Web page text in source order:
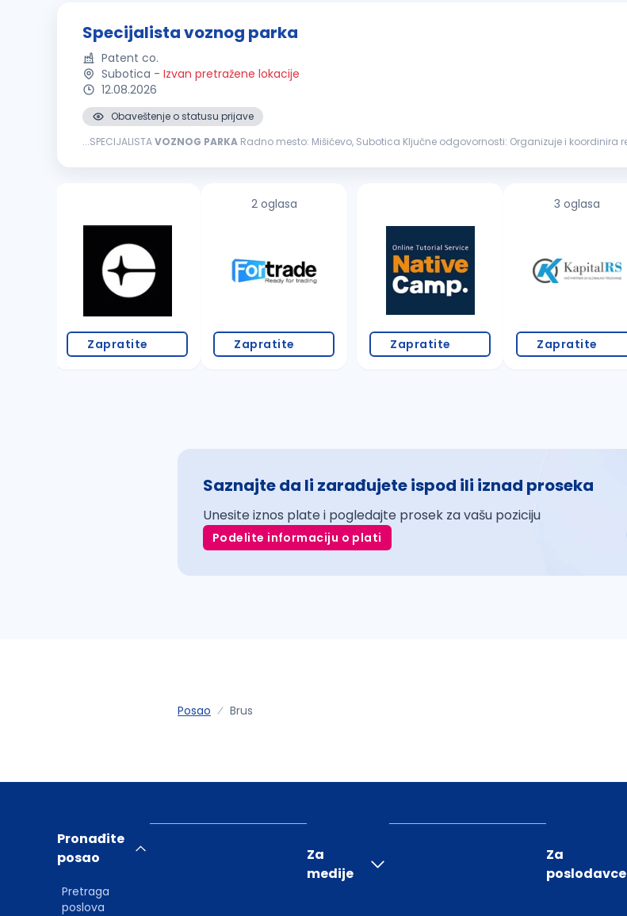
Specijalista voznog parka
Patent co.
Subotica - Izvan pretražene lokacije
12.08.2026
Obaveštenje o statusu prijave
...SPECIJALISTAVOZNOG PARKA
Zapratite
2 oglasa
Zapratite Zapratite
3 oglasa
Zapratite
Saznajte da li zarađujete ispod ili iznad proseka
Unesite iznos plate i pogledajte prosek za vašu poziciju
Podelite informaciju o plati
Posao Brus
Pronađite
posao
Pretraga
poslova
Za
medije
Za
poslodavce